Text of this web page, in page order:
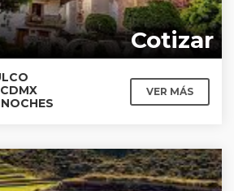
Cotizar
VER MÁS